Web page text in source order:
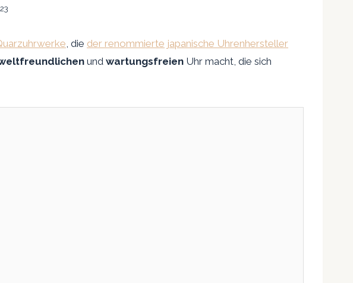
, die der renommierte japanische Uhrenhersteller
und wartungsfreien Uhr macht, die sich